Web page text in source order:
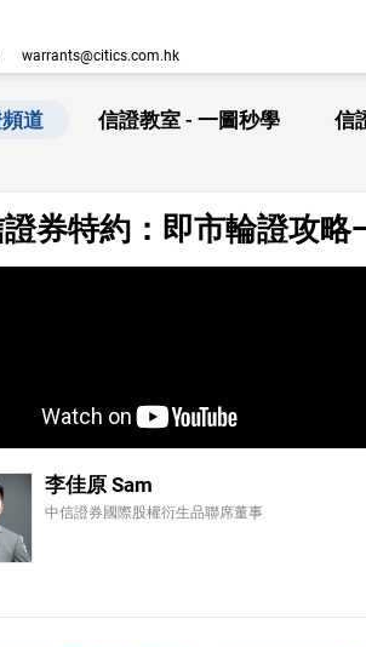
warrants@citics.com.hk
道 信證教室 - 一圖秒學 信
券特約：即市輪證攻
李佳原 Sam
中信證券國際股權衍生品聯席董事